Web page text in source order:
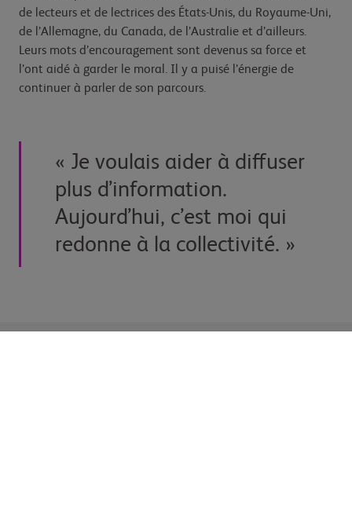
de lecteurs et de lectrices des États-Unis, du Royaume-Uni,
de l’Allemagne, du Canada, de l’Australie et d’ailleurs.
Leurs mots d’encouragement sont devenus sa force et
l’ont aidé à garder le moral. Il y a puisé l’énergie de
continuer à parler de son parcours.
« Je voulais aider à diffuser
plus d’information.
Aujourd’hui, c’est moi qui
redonne à la collectivité. »